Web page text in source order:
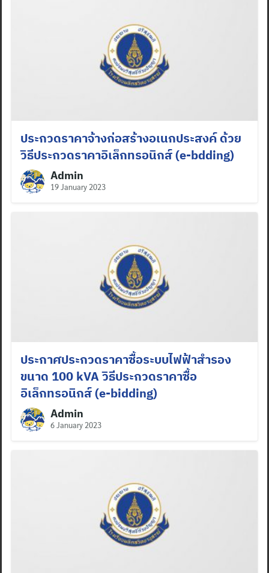
ประกวดราคาจ้างก่อสร้างอเนกประสงค์ ด้วย
วิธีประกวดราคาอิเล็กทรอนิกส์ (e-bdding)
Admin
19 January 2023
ประกาศประกวดราคาซื้อระบบไฟฟ้าสำรอง
ขนาด 100 kVA วิธีประกวดราคาซื้อ
อิเล็กทรอนิกส์ (e-bidding)
Admin
6 January 2023